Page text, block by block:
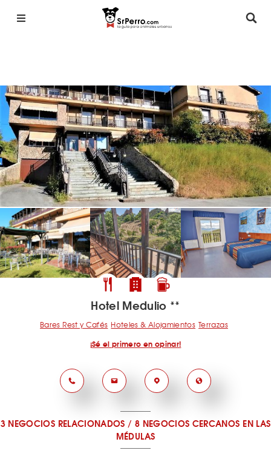
Hotel Medulio **
Bares Rest y Cafés Hoteles & Alojamientos Terrazas
¡Sé el primero en opinar!
3 NEGOCIOS RELACIONADOS / 8 NEGOCIOS CERCANOS EN LAS
MÉDULAS